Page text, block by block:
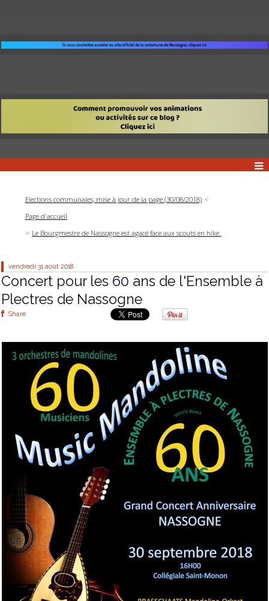
Elections communales, mise à jour de la page (30/08/2018)
Page d'accueil
Le Bourgmestre de Nassogne est agacé face aux scouts en hike.
vendredi 31 août 2018
Concert pour les 60 ans de l'Ensemble à
Plectres de Nassogne
Share